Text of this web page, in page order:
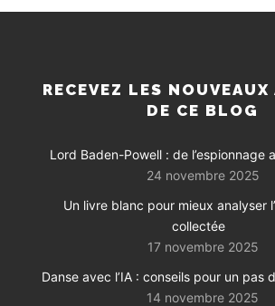
RECEVEZ LES
DE CE BLOG
Lord Baden-Powell : de l’espionnage
24 novembre 2025
Un livre blanc pour mieux analyser
collectée
17 novembre 2025
Danse avec l’IA : conseils pour un pas
14 novembre 2025